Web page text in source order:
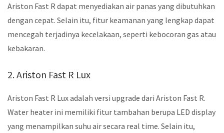
Ariston Fast R dapat menyediakan air panas yang dibutuhkan
dengan cepat. Selain itu, fitur keamanan yang lengkap dapat
mencegah terjadinya kecelakaan, seperti kebocoran gas atau
kebakaran.
2. Ariston Fast R Lux
Ariston Fast R Lux adalah versi upgrade dari Ariston Fast R.
Water heater ini memiliki fitur tambahan berupa LED display
yang menampilkan suhu air secara real time. Selain itu,